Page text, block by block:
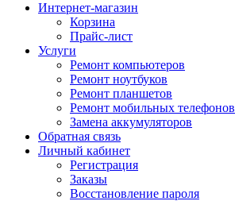
Интернет-магазин
Корзина
Прайс-лист
Услуги
Ремонт компьютеров
Ремонт ноутбуков
Ремонт планшетов
Ремонт мобильных телефонов
Замена аккумуляторов
Обратная связь
Личный кабинет
Регистрация
Заказы
Восстановление пароля